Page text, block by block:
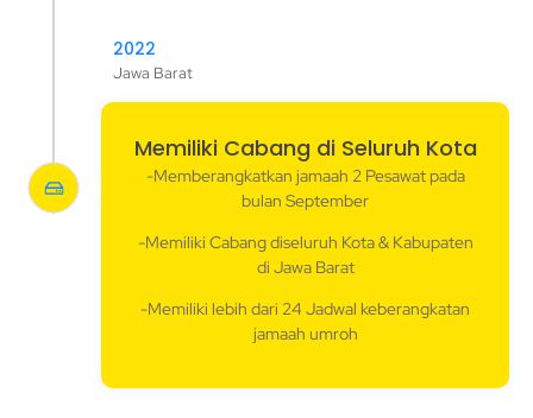
2022
Jawa Barat
Memiliki Cabang di Seluruh Kota
-Memberangkatkan jamaah 2 Pesawat pada
bulan September
-Memiliki Cabang diseluruh Kota & Kabupaten
di Jawa Barat
-Memiliki lebih dari 24 Jadwal keberangkatan
jamaah umroh